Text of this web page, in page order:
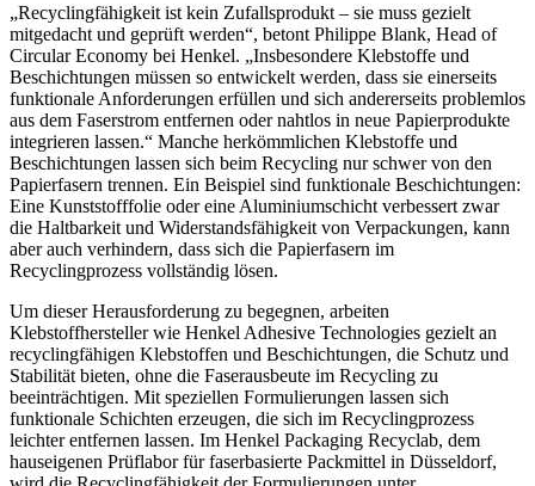
„Recyclingfähigkeit ist kein Zufallsprodukt – sie muss gezielt
mitgedacht und geprüft werden“, betont Philippe Blank, Head of
Circular Economy bei Henkel. „Insbesondere Klebstoffe und
Beschichtungen müssen so entwickelt werden, dass sie einerseits
funktionale Anforderungen erfüllen und sich andererseits problemlos
aus dem Faserstrom entfernen oder nahtlos in neue Papierprodukte
integrieren lassen.“ Manche herkömmlichen Klebstoffe und
Beschichtungen lassen sich beim Recycling nur schwer von den
Papierfasern trennen. Ein Beispiel sind funktionale Beschichtungen:
Eine Kunststofffolie oder eine Aluminiumschicht verbessert zwar
die Haltbarkeit und Widerstandsfähigkeit von Verpackungen, kann
aber auch verhindern, dass sich die Papierfasern im
Recyclingprozess vollständig lösen.
Um dieser Herausforderung zu begegnen, arbeiten
Klebstoffhersteller wie Henkel Adhesive Technologies gezielt an
recyclingfähigen Klebstoffen und Beschichtungen, die Schutz und
Stabilität bieten, ohne die Faserausbeute im Recycling zu
beeinträchtigen. Mit speziellen Formulierungen lassen sich
funktionale Schichten erzeugen, die sich im Recyclingprozess
leichter entfernen lassen. Im Henkel Packaging Recyclab, dem
hauseigenen Prüflabor für faserbasierte Packmittel in Düsseldorf,